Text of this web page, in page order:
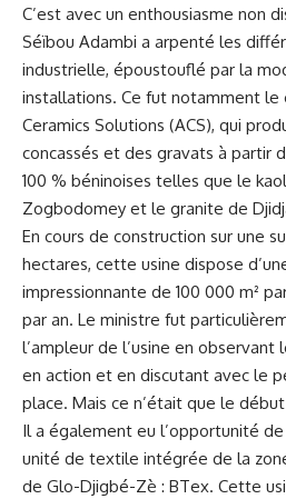
C’est avec un enthousiasme non
Séïbou Adambi ‍a‌ arpenté les⁤
industrielle, époustouflé par ‌la
installations.⁤ Ce fut notamment le
Ceramics Solutions (ACS),​ qui
concassés et des gravats à partir
⁢100 % béninoises telles que le
Zogbodomey et le granite de
En cours de construction sur une
hectares, cette usine dispose
impressionnante de 100 000 m²‍
par an. Le ministre fut
l’ampleur ‍de l’usine en observant
en action et ​en discutant avec le
place. Mais ce n’était que le
Il a également eu l’opportunité
unité de textile intégrée de la
de Glo-Djigbé-Zè : BTex. Cette⁣